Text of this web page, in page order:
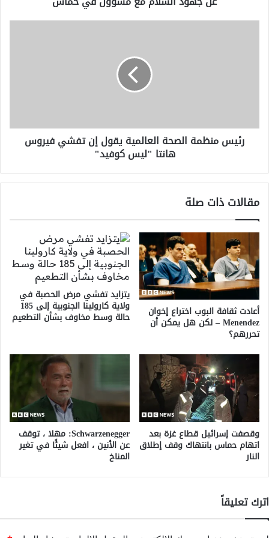
السلام
هانتا
"ليسرئيس منظمة الصحة العالمية يقول إن تفشي فيروس
هانتا "ليس كوفيد"
مقالات ذات صلة
أعادت ثقافة البوب ​​اختراع إخوان
Menendez – لكن هل يمكن أن
تحررهم؟
يتزايد تفشي مرض الحصبة في
ولاية كارولينا الجنوبية إلى 185
حالة وسط مخاوف بشأن التطعيم
وقصفت إسرائيل قطاع غزة بعد
اتهام حماس بانتهاك وقف إطلاق
النار
Schwarzenegger: مهلا ، توقف
عن الأنين ، افعل شيئًا في تغير
المناخ
اترك تعليقاً